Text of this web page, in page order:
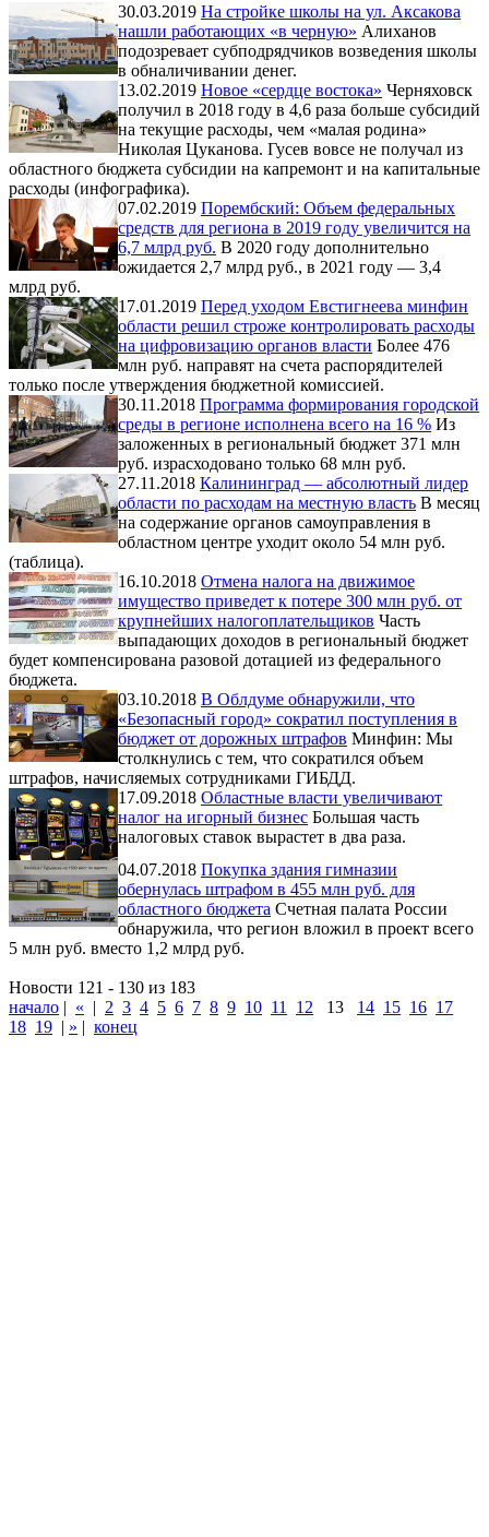
30.03.2019 На стройке школы на ул. Аксакова
нашли работающих «в черную» Алиханов
подозревает субподрядчиков возведения школы
в обналичивании денег.
13.02.2019 Новое «сердце востока» Черняховск
получил в 2018 году в 4,6 раза больше субсидий
на текущие расходы, чем «малая родина»
Николая Цуканова. Гусев вовсе не получал из
областного бюджета субсидии на капремонт и на капитальные
расходы (инфографика).
07.02.2019 Порембский: Объем федеральных
средств для региона в 2019 году увеличится на
6,7 млрд руб. В 2020 году дополнительно
ожидается 2,7 млрд руб., в 2021 году — 3,4
млрд руб.
17.01.2019 Перед уходом Евстигнеева минфин
области решил строже контролировать расходы
на цифровизацию органов власти Более 476
млн руб. направят на счета распорядителей
только после утверждения бюджетной комиссией.
30.11.2018 Программа формирования городской
среды в регионе исполнена всего на 16 % Из
заложенных в региональный бюджет 371 млн
руб. израсходовано только 68 млн руб.
27.11.2018 Калининград — абсолютный лидер
области по расходам на местную власть В месяц
на содержание органов самоуправления в
областном центре уходит около 54 млн руб.
(таблица).
16.10.2018 Отмена налога на движимое
имущество приведет к потере 300 млн руб. от
крупнейших налогоплательщиков Часть
выпадающих доходов в региональный бюджет
будет компенсирована разовой дотацией из федерального
бюджета.
03.10.2018 В Облдуме обнаружили, что
«Безопасный город» сократил поступления в
бюджет от дорожных штрафов Минфин: Мы
столкнулись с тем, что сократился объем
штрафов, начисляемых сотрудниками ГИБДД.
17.09.2018 Областные власти увеличивают
налог на игорный бизнес Большая часть
налоговых ставок вырастет в два раза.
04.07.2018 Покупка здания гимназии
обернулась штрафом в 455 млн руб. для
областного бюджета Счетная палата России
обнаружила, что регион вложил в проект всего
5 млн руб. вместо 1,2 млрд руб.
Новости 121 - 130 из 183
начало | « | 2 3 4 5 6 7 8 9 10 11 12 13 14 15 16 17
18 19 | » | конец